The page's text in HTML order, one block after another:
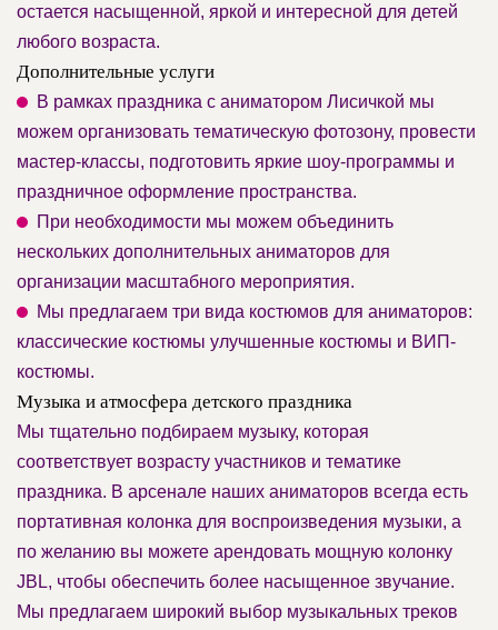
остается насыщенной, яркой и интересной для детей
любого возраста.
Дополнительные услуги
В рамках праздника с аниматором Лисичкой мы
можем организовать тематическую фотозону, провести
мастер-классы, подготовить яркие шоу-программы и
праздничное оформление пространства.
При необходимости мы можем объединить
нескольких дополнительных аниматоров для
организации масштабного мероприятия.
Мы предлагаем три вида костюмов для аниматоров:
классические костюмы улучшенные костюмы и ВИП-
костюмы.
Музыка и атмосфера детского праздника
Мы тщательно подбираем музыку, которая
соответствует возрасту участников и тематике
праздника. В арсенале наших аниматоров всегда есть
портативная колонка для воспроизведения музыки, а
по желанию вы можете арендовать мощную колонку
JBL, чтобы обеспечить более насыщенное звучание.
Мы предлагаем широкий выбор музыкальных треков